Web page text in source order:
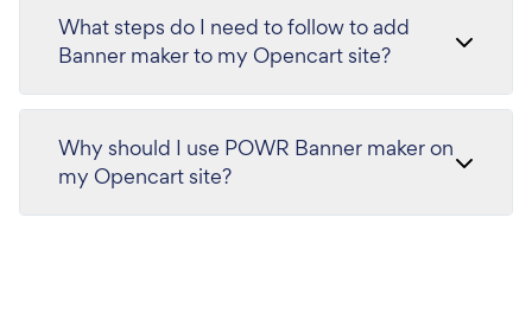
What steps do I need to follow to add
Banner maker to my Opencart site?
Why should I use POWR Banner maker on
my Opencart site?